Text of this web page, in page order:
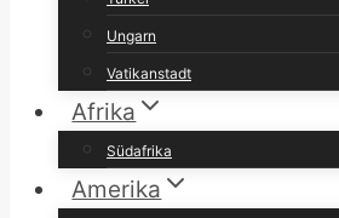
Ungarn
Vatikanstadt
Afrika
Südafrika
Amerika